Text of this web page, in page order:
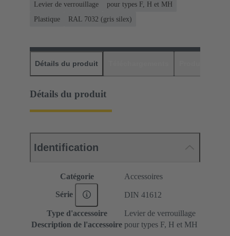
Levier de verrouillage
pour types F, H et MH
Plastique
RAL 7032 (gris silex)
Détails du produit
Détails du produit
Identification
Catégorie Accessoires
Série DIN 41612
Type d'accessoire
Levier de verrouillage
Description de l'accessoire pour types F, H et MH